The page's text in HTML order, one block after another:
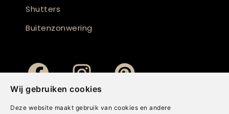
Wij gebruiken cookies
Deze website maakt gebruik van cookies en andere
Shutters
Buitenzonwering